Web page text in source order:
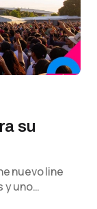
su
nuevo line
y uno…